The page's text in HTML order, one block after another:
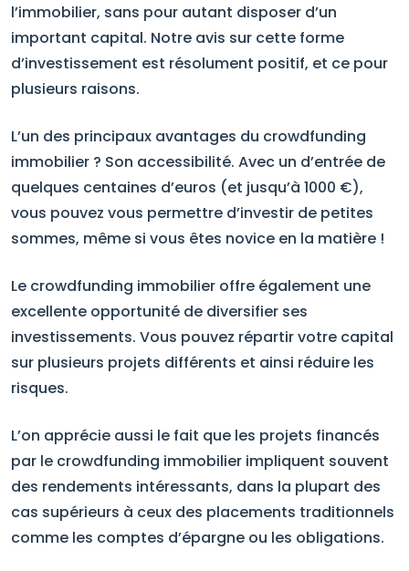
l’immobilier, sans pour autant disposer d’un
important capital. Notre avis sur cette forme
d’investissement est résolument positif, et ce pour
plusieurs raisons.
L’un des principaux avantages du crowdfunding
immobilier ? Son accessibilité. Avec un d’entrée de
quelques centaines d’euros (et jusqu’à 1000 €),
vous pouvez vous permettre d’investir de petites
sommes, même si vous êtes novice en la matière !
Le crowdfunding immobilier offre également une
excellente opportunité de diversifier ses
investissements. Vous pouvez répartir votre capital
sur plusieurs projets différents et ainsi réduire les
risques.
L’on apprécie aussi le fait que les projets financés
par le crowdfunding immobilier impliquent souvent
des rendements intéressants, dans la plupart des
cas supérieurs à ceux des placements traditionnels
comme les comptes d’épargne ou les obligations.